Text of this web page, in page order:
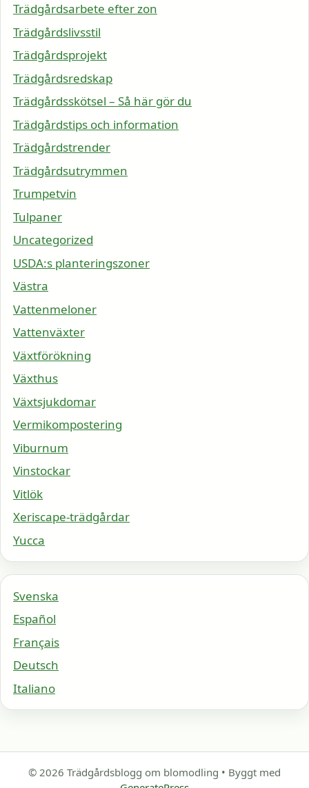
Trädgårdsarbete efter zon
Trädgårdslivsstil
Trädgårdsprojekt
Trädgårdsredskap
Trädgårdsskötsel – Så här gör du
Trädgårdstips och information
Trädgårdstrender
Trädgårdsutrymmen
Trumpetvin
Tulpaner
Uncategorized
USDA:s planteringszoner
Västra
Vattenmeloner
Vattenväxter
Växtförökning
Växthus
Växtsjukdomar
Vermikompostering
Viburnum
Vinstockar
Vitlök
Xeriscape-trädgårdar
Yucca
Svenska
Español
Français
Deutsch
Italiano
© 2026 Trädgårdsblogg om blomodling • Byggt med